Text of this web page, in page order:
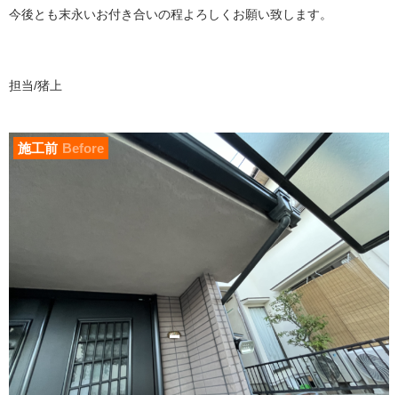
今後とも末永いお付き合いの程よろしくお願い致します。
担当/猪上
施工前 Before